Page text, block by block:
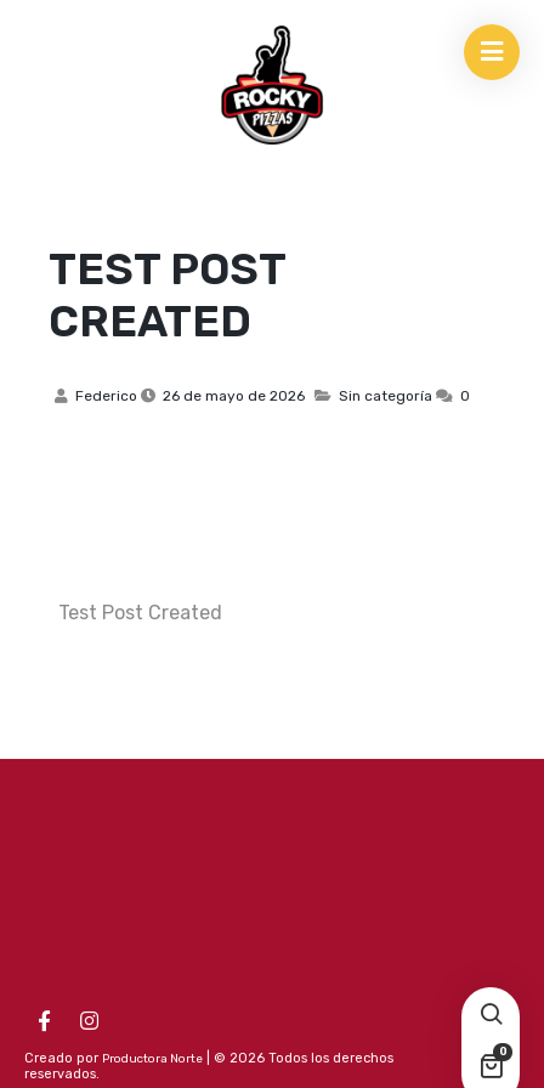
0
TEST POST
CREATED
Federico 26 de mayo de 2026 Sin categoría 0
Test Post Created
Creado por Productora Norte | © 2026 Todos los derechos
reservados.